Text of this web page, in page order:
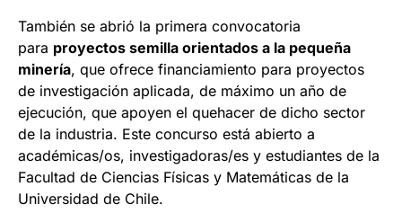
También se abrió la primera convocatoria
para proyectos semilla orientados a la pequeña
minería, que ofrece financiamiento para proyectos
de investigación aplicada, de máximo un año de
ejecución, que apoyen el quehacer de dicho sector
de la industria. Este concurso está abierto a
académicas/os, investigadoras/es y estudiantes de la
Facultad de Ciencias Físicas y Matemáticas de la
Universidad de Chile.